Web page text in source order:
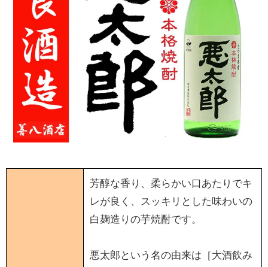
芳醇な香り、柔らかい口あたりでキ
レが良く、スッキリとした味わいの
白麹造りの芋焼酎です。
悪太郎という名の由来は［大酒飲み